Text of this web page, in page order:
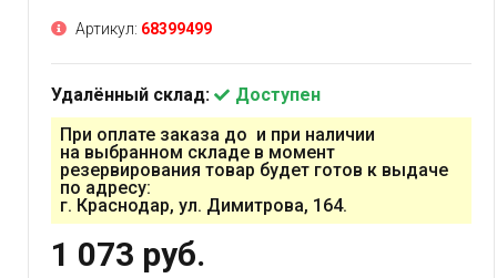
Артикул: 68399499
Удалённый склад:
Доступен
При оплате заказа до и при наличии
на выбранном складе в момент
резервирования товар будет готов к выдаче
по адресу:
г. Краснодар, ул. Димитрова, 164.
1 073 руб.